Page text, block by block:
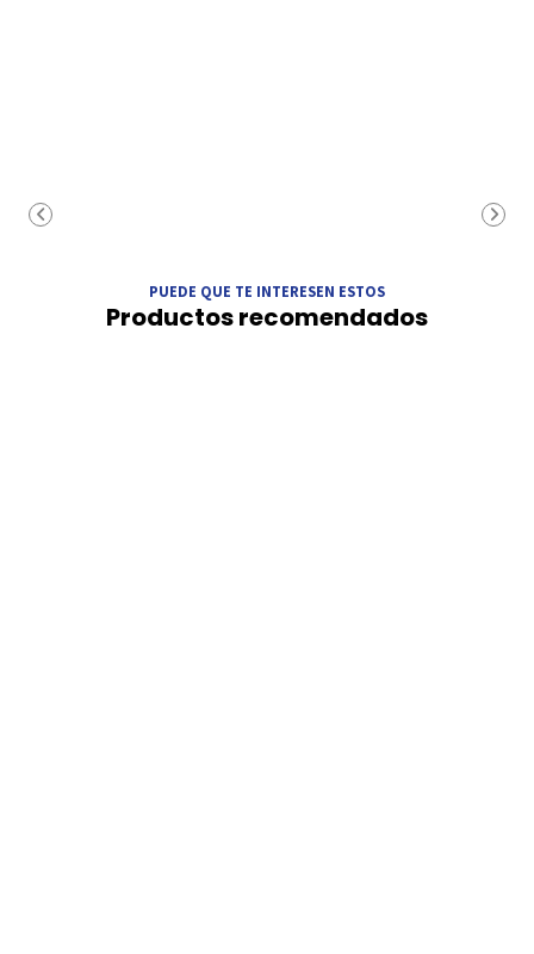
PUEDE QUE TE INTERESEN ESTOS
Productos recomendados